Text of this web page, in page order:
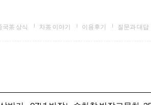
국茶 상식 차茶 이야기 이용후기 질문과 대답